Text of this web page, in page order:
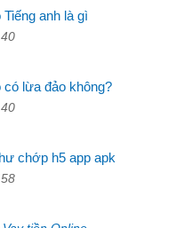
anh là gì
40
có lừa đảo không?
40
chớp h5 app apk
58